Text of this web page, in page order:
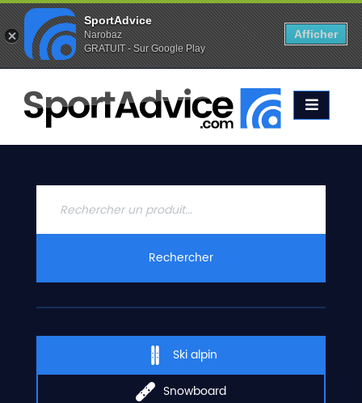
Favoris (0) Alertes (0)
ACCUEIL
SKIS
2020
CONTACT
Rechercher
Ski alpin
Snowboard
SportAdvice
Narobaz
GRATUIT - Sur Google Play
Afficher